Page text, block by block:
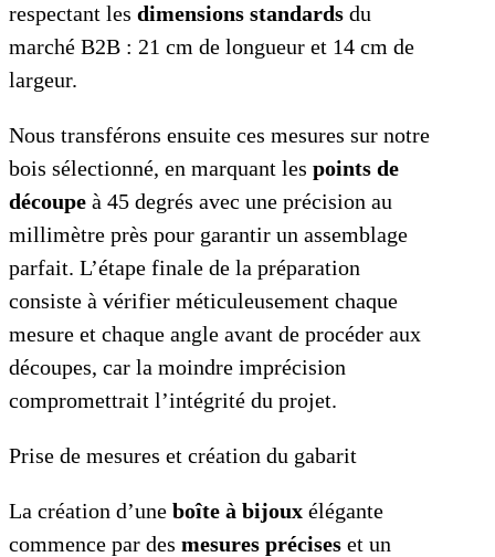
respectant les dimensions standards du
marché B2B : 21 cm de longueur et 14 cm de
largeur.
Nous transférons ensuite ces mesures sur notre
bois sélectionné, en marquant les points de
découpe à 45 degrés avec une précision au
millimètre près pour garantir un assemblage
parfait. L’étape finale de la préparation
consiste à vérifier méticuleusement chaque
mesure et chaque angle avant de procéder aux
découpes, car la moindre imprécision
compromettrait l’intégrité du projet.
Prise de mesures et création du gabarit
La création d’une boîte à bijoux élégante
commence par des mesures précises et un